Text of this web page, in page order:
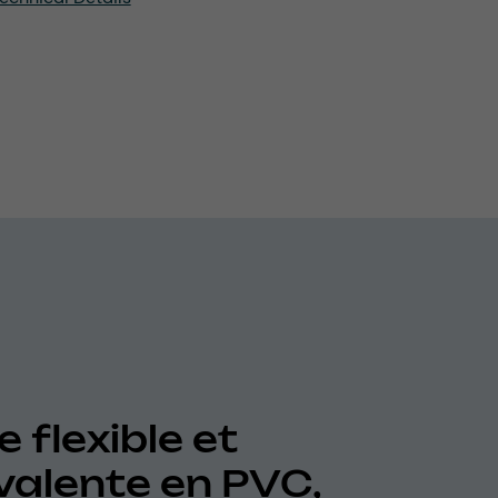
flexible et
en PVC,